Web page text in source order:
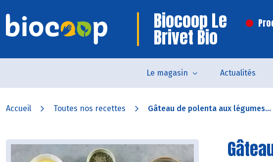
Biocoop Le
Brivet Bio
Le magasin Actualités
Accueil Toutes nos recettes Gâteau de polenta aux légumes...